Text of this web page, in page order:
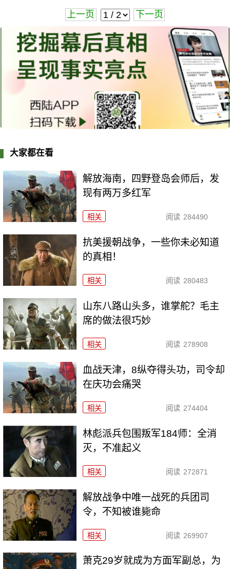
上一页 下一页
大家都在看
解放海南，四野登岛会师后，发
现有两万多红军
相关 阅读 284490
抗美援朝战争，一些你未必知道
的真相！
相关 阅读 280483
山东八路山头多，谁掌舵？毛主
席的做法很巧妙
相关 阅读 278908
血战天津，8纵夺得头功，司令却
在庆功会痛哭
相关 阅读 274404
林彪派兵包围叛军184师：全消
灭，不准起义
相关 阅读 272871
解放战争中唯一战死的兵团司
令，不知被谁毙命
相关 阅读 269907
萧克29岁就成为方面军副总，为